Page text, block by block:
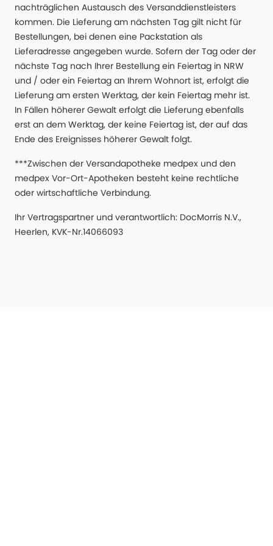
nachträglichen Austausch des Versanddienstleisters
kommen. Die Lieferung am nächsten Tag gilt nicht für
Bestellungen, bei denen eine Packstation als
Lieferadresse angegeben wurde. Sofern der Tag oder der
nächste Tag nach Ihrer Bestellung ein Feiertag in NRW
und / oder ein Feiertag an Ihrem Wohnort ist, erfolgt die
Lieferung am ersten Werktag, der kein Feiertag mehr ist.
In Fällen höherer Gewalt erfolgt die Lieferung ebenfalls
erst an dem Werktag, der keine Feiertag ist, der auf das
Ende des Ereignisses höherer Gewalt folgt.
***Zwischen der Versandapotheke medpex und den
medpex Vor-Ort-Apotheken besteht keine rechtliche
oder wirtschaftliche Verbindung.
Ihr Vertragspartner und verantwortlich: DocMorris N.V.,
Heerlen, KVK-Nr.14066093